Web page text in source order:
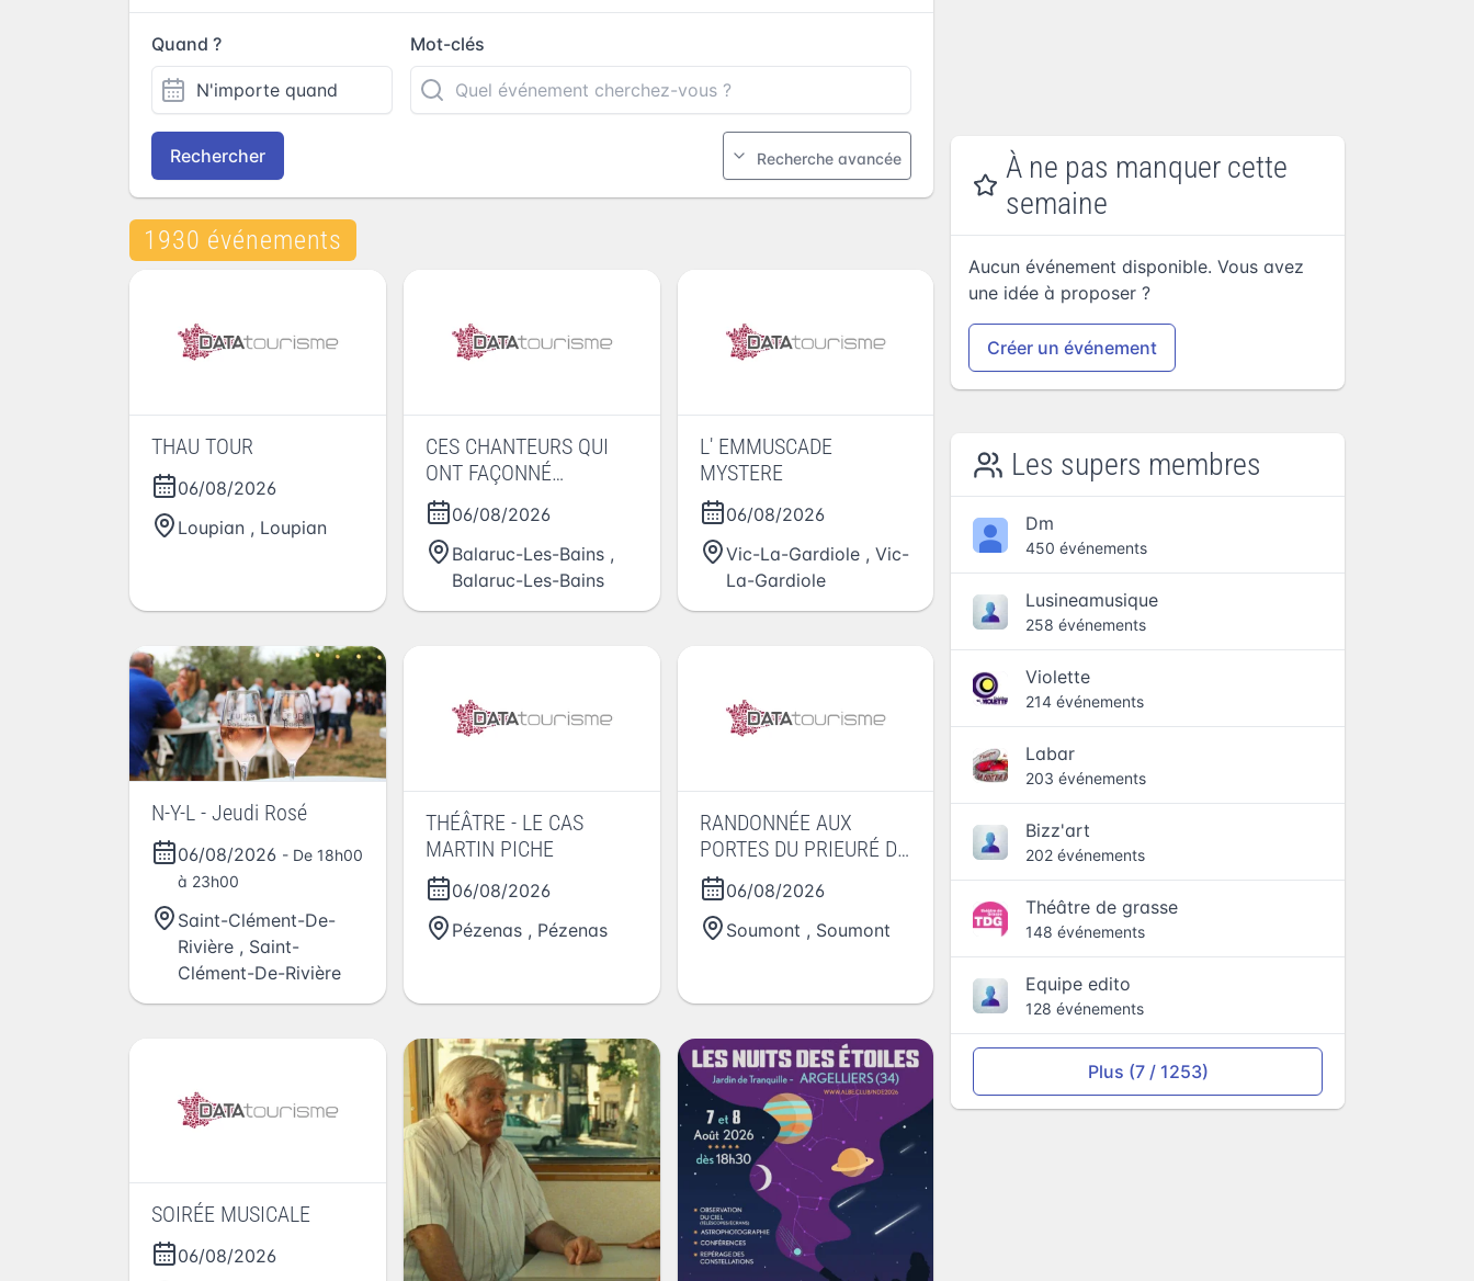
Quand ? Mot-clés
Rechercher Recherche avancée
1930 événements
THAU TOUR
06/08/2026
Loupian , Loupian
CES CHANTEURS QUI
ONT FAÇONNÉ
L'OLYMPIA
06/08/2026
Balaruc-Les-Bains ,
Balaruc-Les-Bains
L' EMMUSCADE
MYSTERE
06/08/2026
Vic-La-Gardiole , Vic-
La-Gardiole
N-Y-L - Jeudi Rosé
06/08/2026 - De 18h00
à 23h00
Saint-Clément-De-
Rivière , Saint-
Clément-De-Rivière
THÉÂTRE - LE CAS
MARTIN PICHE
06/08/2026
Pézenas , Pézenas
RANDONNÉE AUX
PORTES DU PRIEURÉ DE
SAINT-MICHEL-DE-
GRANDMONT
06/08/2026
Soumont , Soumont
SOIRÉE MUSICALE
06/08/2026
À ne pas manquer cette
semaine
Aucun événement disponible. Vous avez
une idée à proposer ?
Créer un événement
Les supers membres
Dm
450 événements
Lusineamusique
258 événements
Violette
214 événements
Labar
203 événements
Bizz'art
202 événements
Théâtre de grasse
148 événements
Equipe edito
128 événements
Plus (7 / 1253)